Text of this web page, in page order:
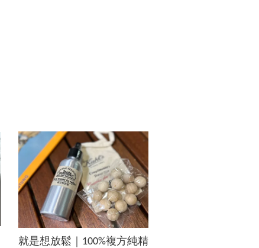
就是想放鬆｜100%複方純精